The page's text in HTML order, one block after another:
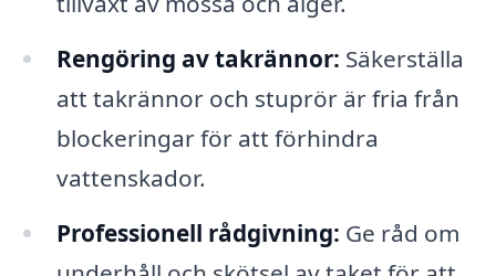
Rengöring av takrännor: Säkerställa
att takrännor och stuprör är fria från
blockeringar för att förhindra
vattenskador.
Professionell rådgivning: Ge råd om